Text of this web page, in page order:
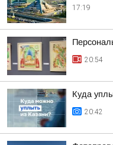
17:19
20:54
Куда
20:42